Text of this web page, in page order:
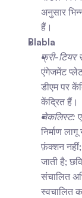
अनुसार
हैं।
Blabla
फ्री-टियर
एंगेजमेंट
डीएम पर
केंद्रित हैं।
चेकलिस्ट:
निर्माण
फ़ंक्शन
जाती है;
संचालित
स्वचालित